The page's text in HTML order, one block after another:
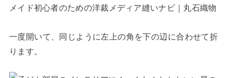
一度開いて、同じように左上の角を下の辺に合わせて折
ります。